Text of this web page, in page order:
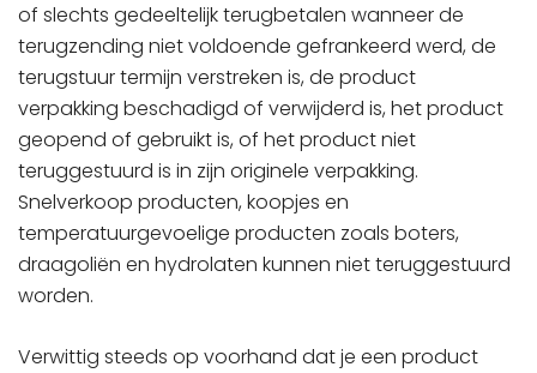
of slechts gedeeltelijk terugbetalen wanneer de
terugzending niet voldoende gefrankeerd werd, de
terugstuur termijn verstreken is, de product
verpakking beschadigd of verwijderd is, het product
geopend of gebruikt is, of het product niet
teruggestuurd is in zijn originele verpakking.
Snelverkoop producten, koopjes en
temperatuurgevoelige producten zoals boters,
draagoliën en hydrolaten kunnen niet teruggestuurd
worden.
Verwittig steeds op voorhand dat je een product